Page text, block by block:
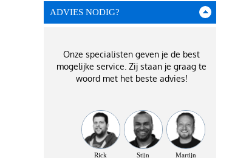
ADVIES NODIG?
Onze specialisten geven je de best
mogelijke service. Zij staan je graag te
woord met het beste advies!
Rick Stijn Martijn